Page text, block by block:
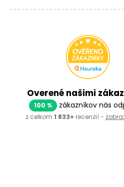
Overené našimi
100 % zákazníkov nás
z celkom 1 833+ recenzií -